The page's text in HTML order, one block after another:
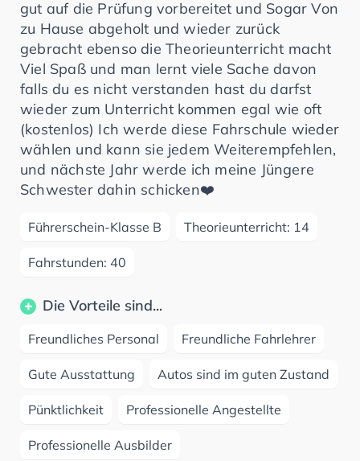
gut auf die Prüfung vorbereitet und Sogar Von
zu Hause abgeholt und wieder zurück
gebracht ebenso die Theorieunterricht macht
Viel Spaß und man lernt viele Sache davon
falls du es nicht verstanden hast du darfst
wieder zum Unterricht kommen egal wie oft
(kostenlos) Ich werde diese Fahrschule wieder
wählen und kann sie jedem Weiterempfehlen,
und nächste Jahr werde ich meine Jüngere
Schwester dahin schicken❤️
Führerschein-Klasse B Theorieunterricht: 14
Fahrstunden: 40
Die Vorteile sind...
Freundliches Personal Freundliche Fahrlehrer
Gute Ausstattung Autos sind im guten Zustand
Pünktlichkeit Professionelle Angestellte
Professionelle Ausbilder